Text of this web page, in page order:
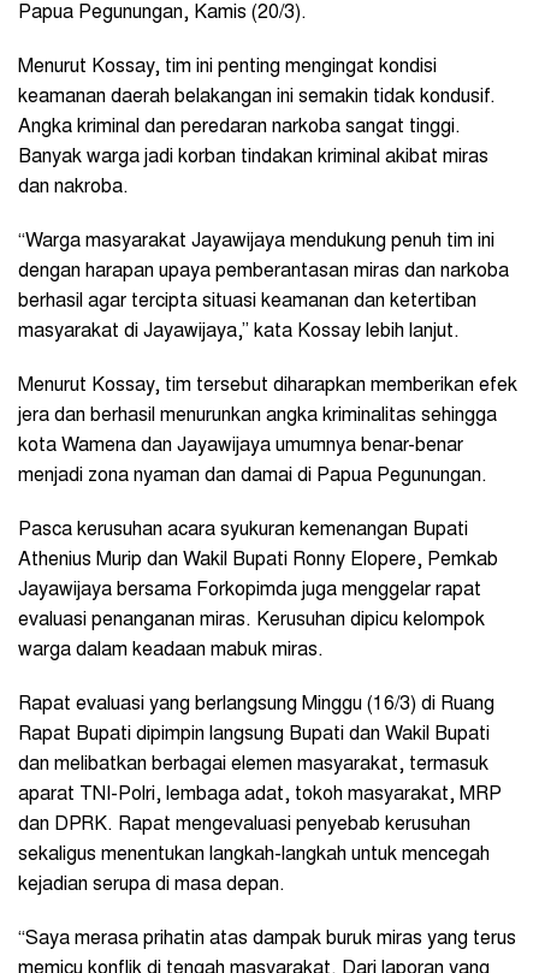
Papua Pegunungan, Kamis (20/3).
Menurut Kossay, tim ini penting mengingat kondisi
keamanan daerah belakangan ini semakin tidak kondusif.
Angka kriminal dan peredaran narkoba sangat tinggi.
Banyak warga jadi korban tindakan kriminal akibat miras
dan nakroba.
“Warga masyarakat Jayawijaya mendukung penuh tim ini
dengan harapan upaya pemberantasan miras dan narkoba
berhasil agar tercipta situasi keamanan dan ketertiban
masyarakat di Jayawijaya,” kata Kossay lebih lanjut.
Menurut Kossay, tim tersebut diharapkan memberikan efek
jera dan berhasil menurunkan angka kriminalitas sehingga
kota Wamena dan Jayawijaya umumnya benar-benar
menjadi zona nyaman dan damai di Papua Pegunungan.
Pasca kerusuhan acara syukuran kemenangan Bupati
Athenius Murip dan Wakil Bupati Ronny Elopere, Pemkab
Jayawijaya bersama Forkopimda juga menggelar rapat
evaluasi penanganan miras. Kerusuhan dipicu kelompok
warga dalam keadaan mabuk miras.
Rapat evaluasi yang berlangsung Minggu (16/3) di Ruang
Rapat Bupati dipimpin langsung Bupati dan Wakil Bupati
dan melibatkan berbagai elemen masyarakat, termasuk
aparat TNI-Polri, lembaga adat, tokoh masyarakat, MRP
dan DPRK. Rapat mengevaluasi penyebab kerusuhan
sekaligus menentukan langkah-langkah untuk mencegah
kejadian serupa di masa depan.
“Saya merasa prihatin atas dampak buruk miras yang terus